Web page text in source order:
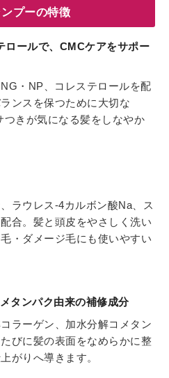
プーの特徴
ロールで、CMCケアをサポー
・NP、コレステロールを配
ンスを保つために大切な
きが気になる髪をしなやか
ラウレス-4カルボン酸Na、ス
合。髪と頭皮をやさしく洗い
・ダメージ毛にも使いやすい
タンパク由来の補修成分
ラーゲン、加水分解コメタン
びに髪の表面をなめらかに整
がりへ導きます。